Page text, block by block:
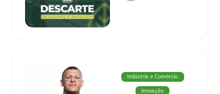
Indústria e Comércio
Inovação